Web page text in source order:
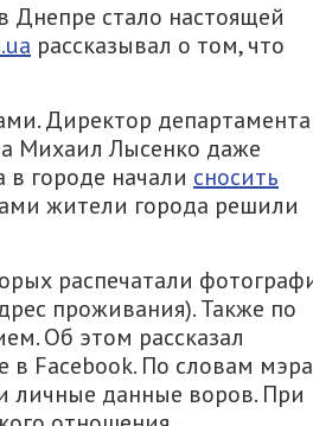
в Днепре стало настоящей
рассказывал о том, что
Директор департамента
Михаил Лысенко даже
городе начали сносить
жители города решили
распечатали
проживания). Также по
Об этом рассказал
в Facebook. По словам
личные данные воров. При